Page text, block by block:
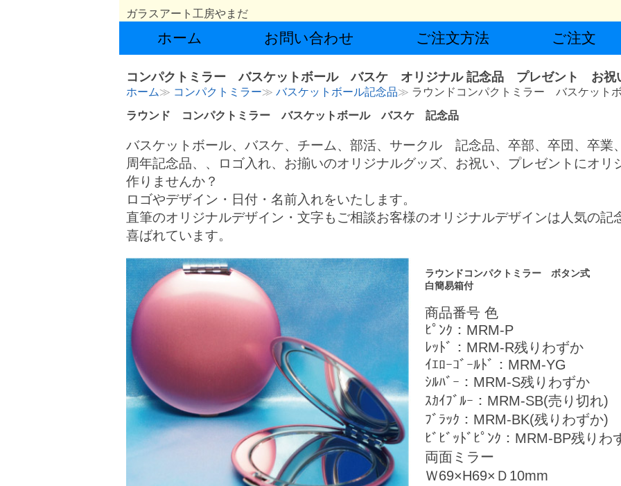
ガラスアート工房やまだ
ホーム お問い合わせ ご注文方法 ご注文
コンパクトミラー バスケットボール バスケ オリジナル 記念品 プレゼント お祝
ホーム コンパクトミラー バスケットボール記念品 ラウンドコンパクトミラー バスケッ
ラウンド コンパクトミラー バスケットボール バスケ 記念品
バスケットボール、バスケ、チーム、部活、サークル 記念品、卒部、卒団、卒業
周年記念品、、ロゴ入れ、お揃いのオリジナルグッズ、お祝い、プレゼントにオ
作りませんか？
ロゴやデザイン・日付・名前入れをいたします。
直筆のオリジナルデザイン・文字もご相談お客様のオリジナルデザインは人気の
喜ばれています。
ラウンドコンパクトミラー ボタン式
白簡易箱付
商品番号 色
ﾋﾟﾝｸ：MRM‐P
ﾚｯﾄﾞ：MRM‐R残りわずか
ｲｴﾛｰｺﾞｰﾙﾄﾞ：MRM‐YG
ｼﾙﾊﾞｰ：MRM‐S残りわずか
ｽｶｲﾌﾞﾙｰ：MRM‐SB(売り切れ)
ﾌﾞﾗｯｸ：MRM‐BK(残りわずか)
ﾋﾞﾋﾞｯﾄﾞﾋﾟﾝｸ：MRM-BP残りわ
両面ミラー
Ｗ69×H69×Ｄ10mm